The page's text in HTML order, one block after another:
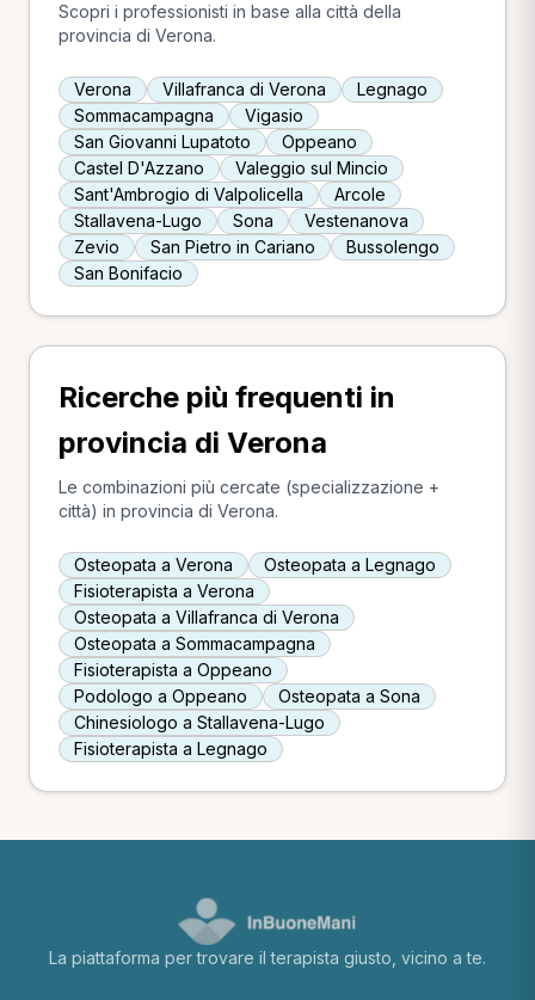
Scopri i professionisti in base alla città della
provincia di Verona.
Verona Villafranca di Verona
Legnago
Sommacampagna
Vigasio
San Giovanni Lupatoto
Oppeano
Castel D'Azzano
Valeggio sul Mincio
Sant'Ambrogio di Valpolicella
Arcole
Stallavena-Lugo
Sona
Vestenanova
Zevio
San Pietro in Cariano
Bussolengo
San Bonifacio
Ricerche più frequenti in
provincia di Verona
Le combinazioni più cercate (specializzazione +
città) in provincia di Verona.
Osteopata a Verona
Osteopata a Legnago
Fisioterapista a Verona
Osteopata a Villafranca di Verona
Osteopata a Sommacampagna
Fisioterapista a Oppeano
Podologo a Oppeano
Osteopata a Sona
Chinesiologo a Stallavena-Lugo
Fisioterapista a Legnago
La piattaforma per trovare il terapista giusto, vicino a te.